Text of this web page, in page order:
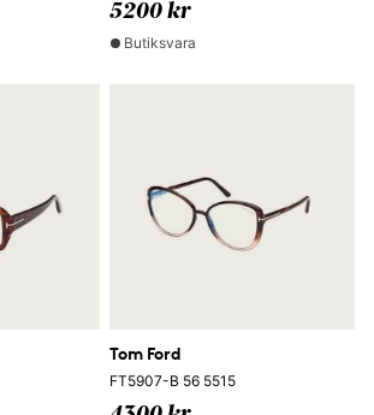
5200 kr
Butiksvara
Tom Ford
FT5907-B 56 5515